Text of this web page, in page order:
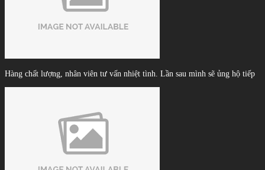
Hàng chất lượng, nhân viên tư vấn nhiệt tình. Lần sau mình sẽ ủng hộ tiếp